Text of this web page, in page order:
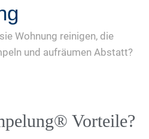
Wohnung reinigen, die
und aufräumen Abstatt?
Vorteile?